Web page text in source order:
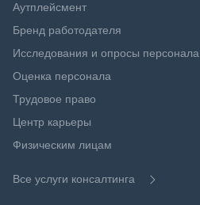
Аутплейсмент
Бренд работодателя
Исследования и опросы персонала
Оценка персонала
Трудовое право
Центр карьеры
Физическим лицам
Все услуги консалтинга